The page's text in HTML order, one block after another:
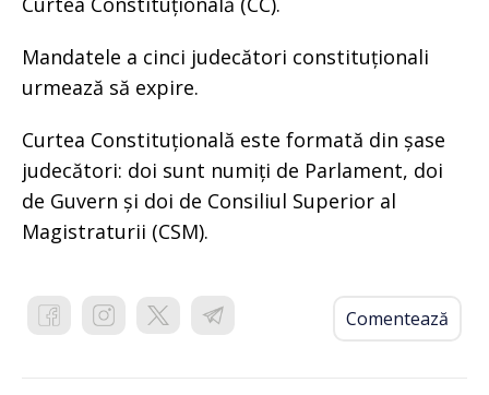
Mandatele a cinci judecători constituționali
urmează să expire.
Curtea Constituțională este formată din șase
judecători: doi sunt numiți de Parlament, doi
de Guvern și doi de Consiliul Superior al
Magistraturii (CSM).
Comentează